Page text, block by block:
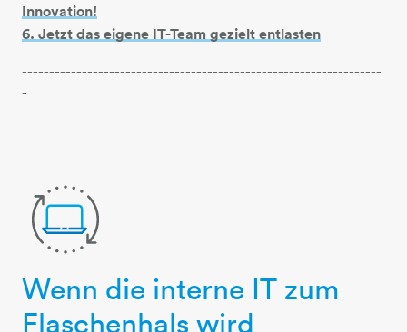
Innovation!
6. Jetzt das eigene IT-Team gezielt entlasten
------------------------------------------------------------------
-
computer-2-pfeile
Wenn die interne IT zum
Flaschenhals wird